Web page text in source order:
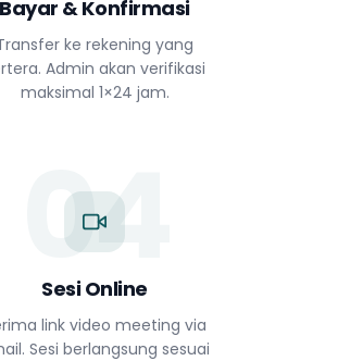
Bayar & Konfirmasi
ke rekening yang
Admin akan verifikasi
maksimal 1×24 jam.
04
Sesi Online
link video meeting via
Sesi berlangsung sesuai